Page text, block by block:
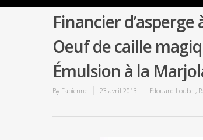
Financier
Oeuf de caille
Émulsion à la
By Fabienne 23 avril 2013 Edouard Loubet,